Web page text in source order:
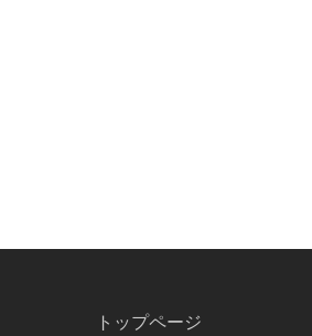
トップページ